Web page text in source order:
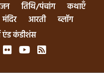
तिथि/पंचांग
कथाएँ
मंदिर आरती
ब्लॉग
एंड कंडीशंस